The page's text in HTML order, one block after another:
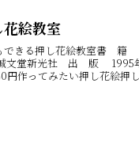
花絵教室
もできる押し花絵教室書
文堂新光社 出 版 1995
ってみたい押し花絵押